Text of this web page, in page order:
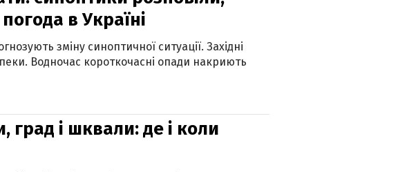
в Україні
зміну синоптичної ситуації. Західні
Водночас короткочасні опади накриють
град і шквали: де і коли